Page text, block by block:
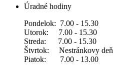
Úradné hodiny
Pondelok: 7.00 - 15.30
Utorok: 7.00 - 15.30
Streda: 7.00 - 15.30
Štvrtok: Nestránkovy deň
Piatok: 7.00 - 13.00